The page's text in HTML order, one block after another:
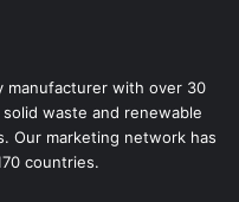
manufacturer with over 30
waste and renewable
Our marketing network has
countries.